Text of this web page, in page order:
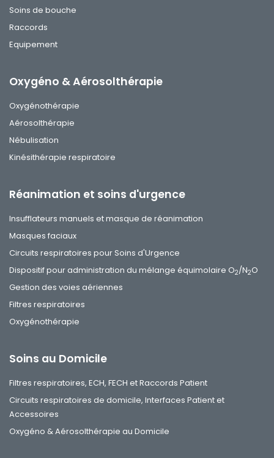
Soins de bouche
Raccords
Equipement
Oxygéno & Aérosolthérapie
Oxygénothérapie
Aérosolthérapie
Nébulisation
Kinésithérapie respiratoire
Réanimation et soins d'urgence
Insufflateurs manuels et masque de réanimation
Masques faciaux
Circuits respiratoires pour Soins d'Urgence
Dispositif pour administration du mélange équimolaire O2/N2O
Gestion des voies aériennes
Filtres respiratoires
Oxygénothérapie
Soins au Domicile
Filtres respiratoires, ECH, FECH et Raccords Patient
Circuits respiratoires de domicile, Interfaces Patient et
Accessoires
Oxygéno & Aérosolthérapie au Domicile